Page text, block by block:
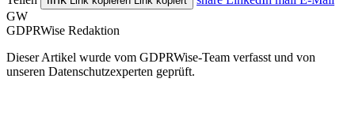
GW
GDPRWise Redaktion
Dieser Artikel wurde vom GDPRWise-Team verfasst und von
unseren Datenschutzexperten geprüft.